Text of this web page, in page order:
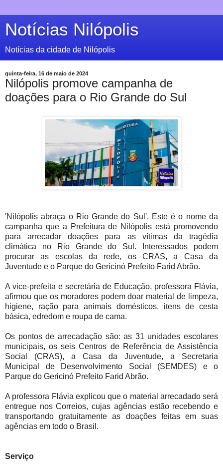
Notícias Nilópolis
Notícias da cidade de Nilópolis
quinta-feira, 16 de maio de 2024
Nilópolis promove campanha de
doações para o Rio Grande do Sul
'Nilópolis abraça o Rio Grande do Sul'. Este é o nome da
campanha que a Prefeitura de Nilópolis está promovendo
para arrecadar doações para as vítimas da tragédia
climática no Rio Grande do Sul. Interessados podem
procurar as escolas da rede, os CRAS, a Casa da
Juventude e o Parque do Gericinó Prefeito Farid Abrão.
A vice-prefeita e secretária de Educação, professora Flávia,
afirmou que os moradores podem doar material de limpeza,
higiene, ração para animais domésticos, itens de cesta
básica, edredom e roupa de cama.
Os pontos de arrecadação são: as 31 unidades escolares
municipais, os seis Centros de Referência de Assistência
Social (CRAS), a Casa da Juventude, a Secretaria
Municipal de Desenvolvimento Social (SEMDES) e o
Parque do Gericinó Prefeito Farid Abrão.
A professora Flávia explicou que o material arrecadado será
entregue nos Correios, cujas agências estão recebendo e
transportando gratuitamente as doações feitas em suas
agências em todo o Brasil.
Serviço